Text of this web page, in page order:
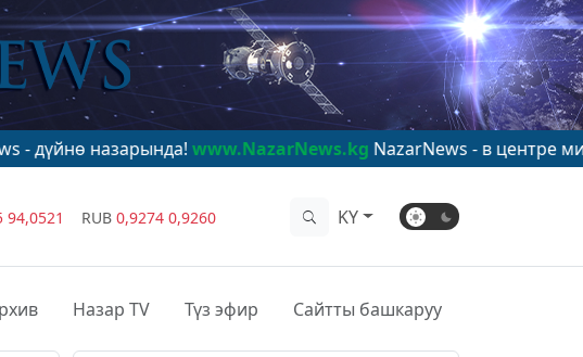
www.NazarNews.kgNazarNews - в центре мирового
94,0521 RUB 0,9274 0,9260 KY
Назар TV Түз эфир Сайтты башкаруу